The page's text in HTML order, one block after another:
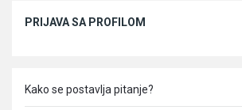
PRIJAVA SA PROFILOM
Kako se postavlja pitanje?